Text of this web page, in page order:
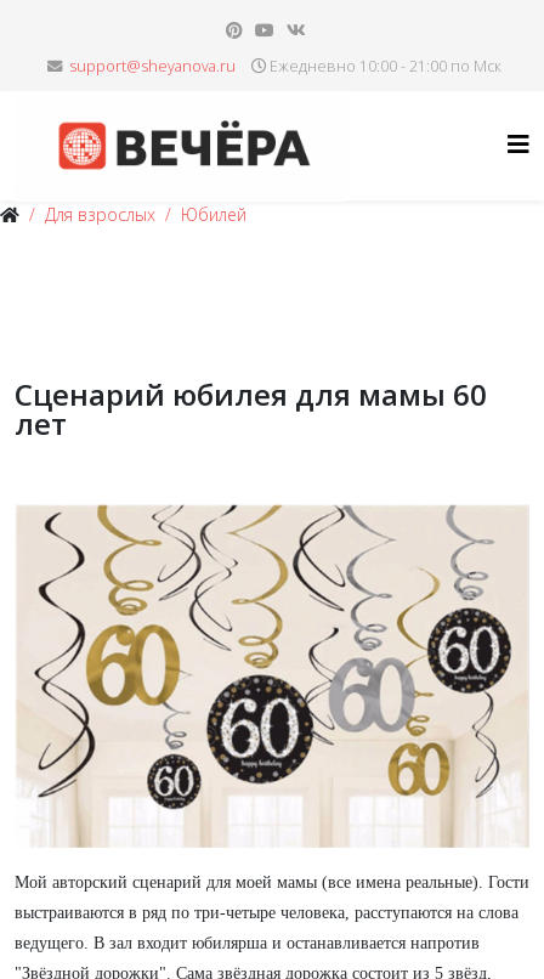
Ежедневно 10:00 - 21:00 по Мск
Для взрослых Юбилей
Сценарий юбилея для мамы 60
лет
Мой авторский сценарий для моей мамы (все имена реальные). Гости
выстраиваются в ряд по три-четыре человека, расступаются на слова
ведущего. В зал входит юбилярша и останавливается напротив
"Звёздной дорожки". Сама звёздная дорожка состоит из 5 звёзд,